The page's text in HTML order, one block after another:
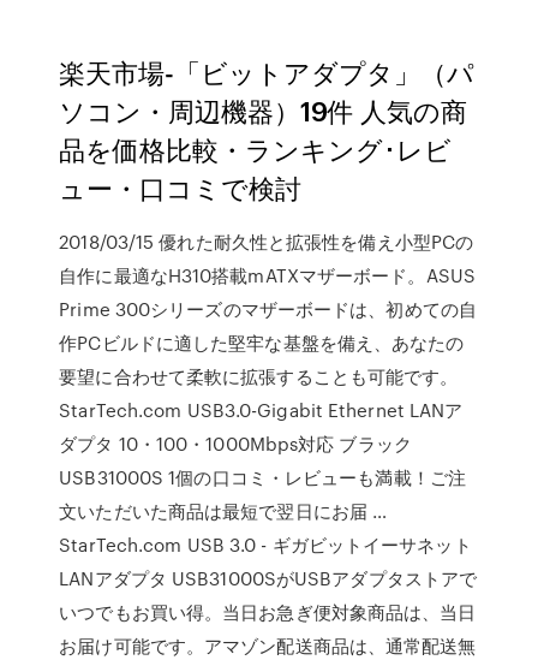
楽天市場-「ビットアダプタ」（パ
ソコン・周辺機器）19件 人気の商
品を価格比較・ランキング･レビ
ュー・口コミで検討
2018/03/15 優れた耐久性と拡張性を備え小型PCの
自作に最適なH310搭載mATXマザーボード。ASUS
Prime 300シリーズのマザーボードは、初めての自
作PCビルドに適した堅牢な基盤を備え、あなたの
要望に合わせて柔軟に拡張することも可能です。
StarTech.com USB3.0-Gigabit Ethernet LANア
ダプタ 10・100・1000Mbps対応 ブラック
USB31000S 1個の口コミ・レビューも満載！ご注
文いただいた商品は最短で翌日にお届 …
StarTech.com USB 3.0 - ギガビットイーサネット
LANアダプタ USB31000SがUSBアダプタストアで
いつでもお買い得。当日お急ぎ便対象商品は、当日
お届け可能です。アマゾン配送商品は、通常配送無